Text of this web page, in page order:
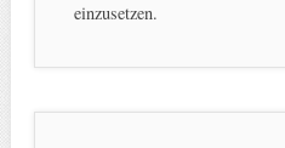
einzusetzen.